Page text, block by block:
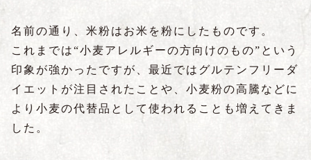
名前の通り、米粉はお米を粉にしたものです。
これまでは“小麦アレルギーの方向けのもの”という
印象が強かったですが、最近ではグルテンフリーダ
イエットが注目されたことや、小麦粉の高騰などに
より小麦の代替品として使われることも増えてきま
した。